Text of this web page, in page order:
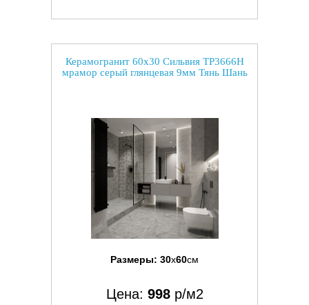
Керамогранит 60x30 Сильвия TP3666H
мрамор серый глянцевая 9мм Тянь Шань
Размеры: 30x60см
Цена: 998р/м2